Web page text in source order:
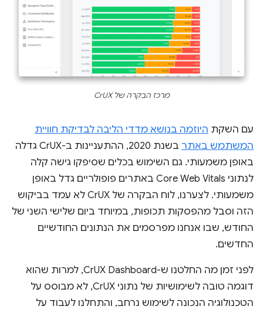
מרכז הבקרה של CrUX
עם השקת היוזמה בנושא מדדי הליבה לבדיקת חוויית
המשתמש באתר
בשנת 2020, ההתעניינות ב-CrUX גדלה
באופן משמעותי. גם השימוש בכלים שסיפקו גישה קלה
לנתוני Core Web Vitals באתרים פופולריים גדל באופן
משמעותי. לצערנו, לוח הבקרה של CrUX לא עמד בביקוש
הזה וסבל מהפסקות תכופות, במיוחד ביום שלישי השני של
החודש, שבו אנחנו מפרסמים את הנתונים החודשיים
החדשים.
לפני זמן מה החלטנו ש-CrUX Dashboard, למרות שהוא
דוגמה טובה לשימושיות של נתוני CrUX, לא מבוסס על
הטכנולוגיה הנכונה לשימוש נרחב, והתחלנו לעבוד על